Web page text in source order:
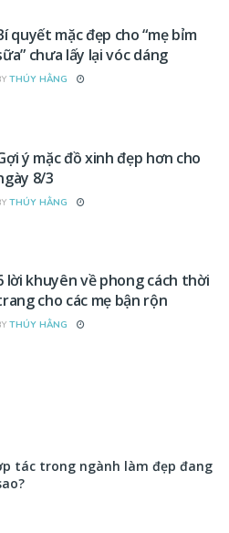
quyết mặc đẹp cho “mẹ bỉm
chưa lấy lại vóc dáng
THÚY HẰNG
ý mặc đồ xinh đẹp hơn cho
8/3
THÚY HẰNG
lời khuyên về phong cách thời
cho các mẹ bận rộn
THÚY HẰNG
tác trong ngành làm đẹp đang